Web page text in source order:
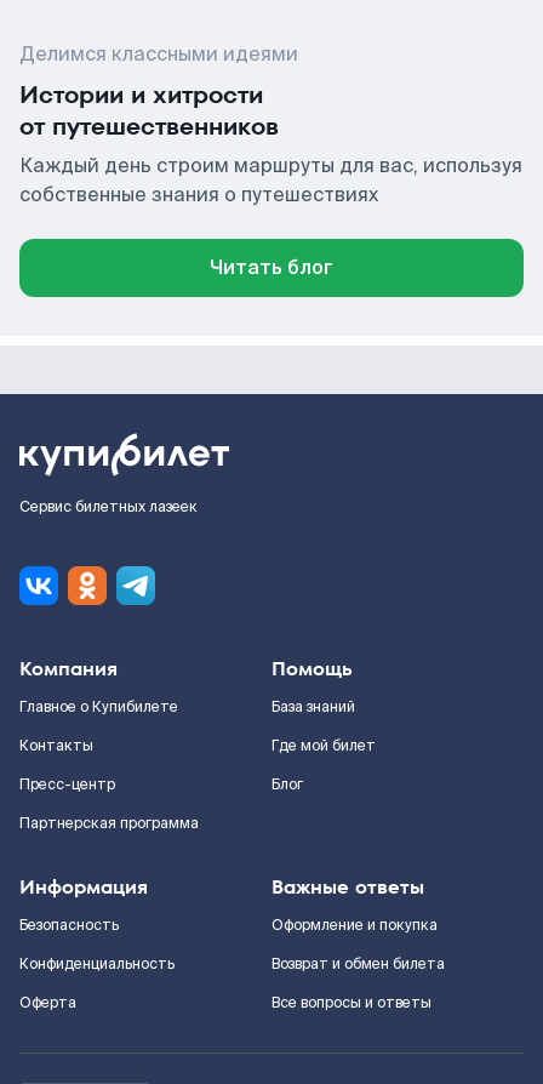
Делимся классными идеями
Истории и хитрости
от путешественников
Каждый день строим маршруты для вас, используя
собственные знания о путешествиях
Читать блог
Сервис билетных лазеек
Компания
Главное о Купибилете
Контакты
Пресс-центр
Партнерская программа
Помощь
База знаний
Где мой билет
Блог
Информация
Безопасность
Конфиденциальность
Оферта
Важные ответы
Оформление и покупка
Возврат и обмен билета
Все вопросы и ответы